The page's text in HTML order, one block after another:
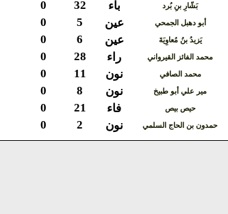
بَشّارِ بنِ بُرد باء 32
0
أبو دهبل الجمحي عين 5
0
يَزيدُ بنُ مُعاوِيَةَ عين 6
0
محمد الفائز القيرواني راء 28
0
محمد الصافي نون 11
0
مير علي أبو طبيخ نون 8
0
حيص بيص فاء 21
0
حمدون بن الحاج السلمي نون 2
0